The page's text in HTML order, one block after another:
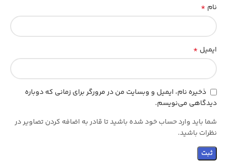
نام *
ایمیل *
ذخیره نام، ایمیل و وبسایت من در مرورگر برای زمانی که دوباره
دیدگاهی می‌نویسم.
شما باید وارد حساب خود شده باشید تا قادر به اضافه کردن تصاویر در
نظرات باشید.